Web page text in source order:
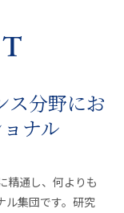
ス分野にお
ナル
精通し、何よりも
ル集団です。研究